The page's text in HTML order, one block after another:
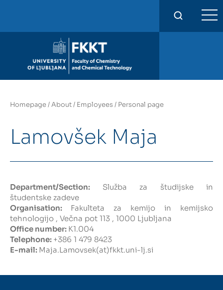
Homepage/About/ Employees / Personal page
Lamovšek Maja
Department/Section: Služba za študijske in
študentske zadeve
Organisation: Fakulteta za kemijo in kemijsko
tehnologijo , Večna pot 113 , 1000 Ljubljana
Office number: K1.004
Telephone: +386 1 479 8423
E-mail: Maja.Lamovsek(at)fkkt.uni-lj.si